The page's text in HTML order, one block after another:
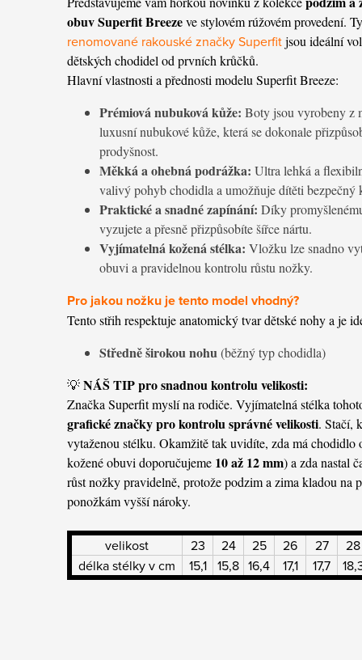
obuv Superfit Breezeve stylovém rúžovém provedení.
renomované rakouské značky Superfitjsou ideální
dětských chodidel od prvních krůčků.
Hlavní vlastnosti a přednosti modelu Superfit Breeze:
Prémiová nubuková kůže: Boty jsou vyrobeny z
luxusní nubukové kůže, která se dokonale
prodyšnost.
Měkká a ohebná podrážka: Ultra lehká a
valivý pohyb chodidla a umožňuje dítěti bezpečný
Praktické a snadné zapínání: Díky
vyzujete a přesně přizpůsobíte šířce nártu.
Vyjímatelná kožená stélka: Vložku lze snadno
obuvi a pravidelnou kontrolu růstu nožky.
Pro jakou nožku je tento model vhodný?
Tento střih respektuje anatomický tvar dětské nohy a je
Středně širokou nohu(běžný typ chodidla)
💡NÁŠ TIP pro snadnou kontrolu velikosti:
Značka Superfit myslí na rodiče. Vyjímatelná stélka
grafické značky pro kontrolu správné velikosti. Stačí,
vytaženou stélku. Okamžitě tak uvidíte, zda má
kožené obuvi doporučujeme 10 až 12 mm) a zda nastal
růst nožky pravidelně, protože podzim a zima kladou na
ponožkám vyšší nároky.
velikost 23 24 25 26 27
28
délka stélky v cm
15,1 15,8 16,4 17,1 17,7